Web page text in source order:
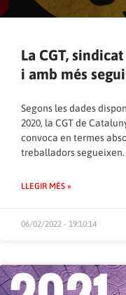
La CGT,
i amb més
Segons les dades
2020, la CGT de
convoca en termes
treballadors segueixen.
LLEGIR MÉS »
06/02/2022 - 19:10:14